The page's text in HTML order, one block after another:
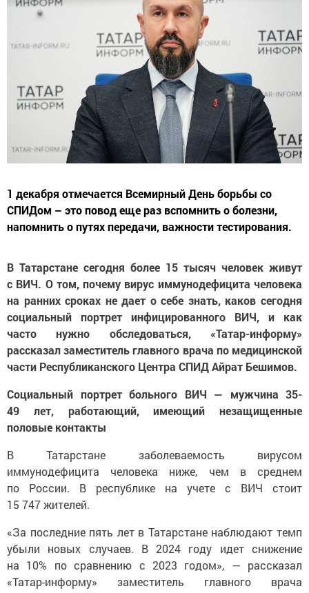
1 декабря отмечается Всемирный День борьбы со
СПИДом – это повод еще раз вспомнить о болезни,
напомнить о путях передачи, важности тестирования.
В Татарстане сегодня более 15 тысяч человек живут
с ВИЧ. О том, почему вирус иммунодефицита человека
на ранних сроках не дает о себе знать, каков сегодня
социальный портрет инфицированного ВИЧ, и как
часто нужно обследоваться, «Татар-информу»
рассказал заместитель главного врача по медицинской
части Республиканского Центра СПИД Айрат Бешимов.
Социальный портрет больного ВИЧ — мужчина 35-
49 лет, работающий, имеющий незащищенные
половые контакты
В Татарстане заболеваемость вирусом
иммунодефицита человека ниже, чем в среднем
по России. В республике на учете с ВИЧ стоит
15 747 жителей.
«За последние пять лет в Татарстане наблюдают темп
убыли новых случаев. В 2024 году идет снижение
на 10% по сравнению с 2023 годом», — рассказал
«Татар-информу» заместитель главного врача